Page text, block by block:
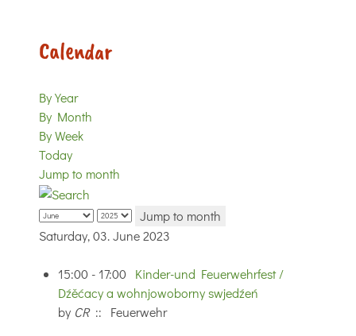
Calendar
By Year
By Month
By Week
Today
Jump to month
Jump to month
Saturday, 03. June 2023
15:00 - 17:00 Kinder-und Feuerwehrfest /
Dźěćacy a wohnjowoborny swjedźeń
by CR:: Feuerwehr